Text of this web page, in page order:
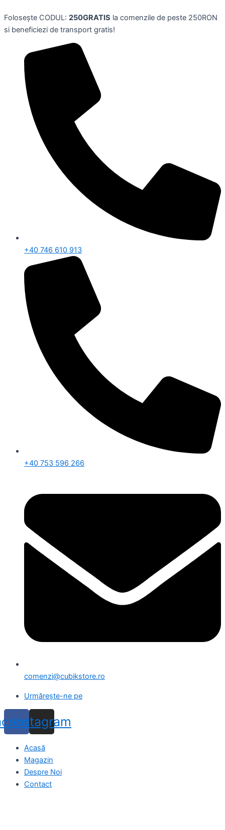
to
content
Folosește CODUL: 250GRATIS la comenzile de peste 250RON
si beneficiezi de transport gratis!
+40 746 610 913
+40 753 596 266
comenzi@cubikstore.ro
Urmărește-ne pe
Instagram
Acasă
Magazin
Despre Noi
Contact